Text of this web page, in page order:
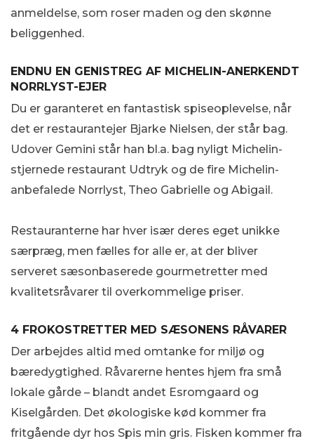
anmeldelse, som roser maden og den skønne
beliggenhed.
ENDNU EN GENISTREG AF MICHELIN-ANERKENDT
NORRLYST-EJER
Du er garanteret en fantastisk spiseoplevelse, når
det er restaurantejer Bjarke Nielsen, der står bag.
Udover Gemini står han bl.a. bag nyligt Michelin-
stjernede restaurant Udtryk og de fire Michelin-
anbefalede Norrlyst, Theo Gabrielle og Abigail.
Restauranterne har hver især deres eget unikke
særpræg, men fælles for alle er, at der bliver
serveret sæsonbaserede gourmetretter med
kvalitetsråvarer til overkommelige priser.
4 FROKOSTRETTER MED SÆSONENS RÅVARER
Der arbejdes altid med omtanke for miljø og
bæredygtighed. Råvarerne hentes hjem fra små
lokale gårde – blandt andet Esromgaard og
Kiselgården. Det økologiske kød kommer fra
fritgående dyr hos Spis min gris. Fisken kommer fra